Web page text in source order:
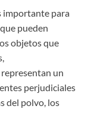
importante para
pueden
objetos que
un
perjudiciales
del polvo, los